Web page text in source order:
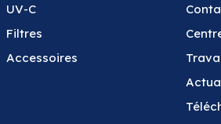
UV-C
Filtres
Accessoires